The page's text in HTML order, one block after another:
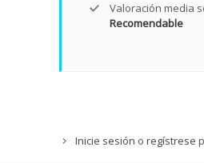
Valoración media
Recomendable
Inicie sesión o regístrese